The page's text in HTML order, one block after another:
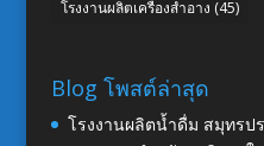
โรงงานผลิตเครื่องสำอาง (45)
Blog โพสต์ล่าสุด
โรงงานผลิตน้ำดื่ม สมุทรป